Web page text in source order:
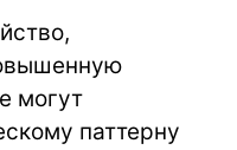
могут
паттерну